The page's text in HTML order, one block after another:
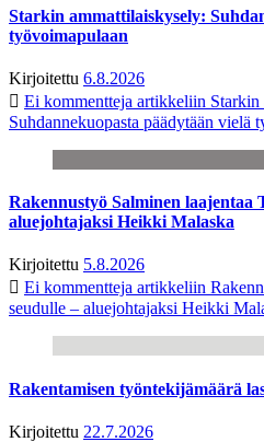
Starkin ammattilaiskysely:
työvoimapulaan
Kirjoitettu 6.8.2026
Ei kommentteja artikkeliin Starkin
Suhdannekuopasta päädytään vielä
Rakennustyö Salminen laajentaa
aluejohtajaksi Heikki Malaska
Kirjoitettu 5.8.2026
Ei kommentteja artikkeliin
seudulle – aluejohtajaksi Heikki
Rakentamisen työntekijämäärä
Kirjoitettu 22.7.2026